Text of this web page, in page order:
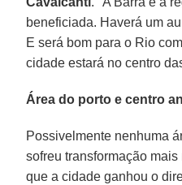
beneficiada. Haverá um
E será bom para o Rio
cidade estará no centro
Área do porto e centro
Possivelmente nenhuma
sofreu transformação
que a cidade ganhou o